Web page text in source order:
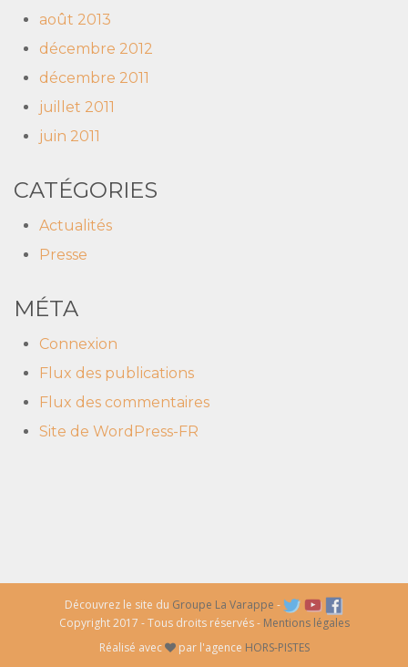
août 2013
décembre 2012
décembre 2011
juillet 2011
juin 2011
CATÉGORIES
Actualités
Presse
MÉTA
Connexion
Flux des publications
Flux des commentaires
Site de WordPress-FR
Découvrez le site du Groupe La Varappe -
Copyright 2017 - Tous droits réservés - Mentions légales
Réalisé avec
par l'agence HORS-PISTES